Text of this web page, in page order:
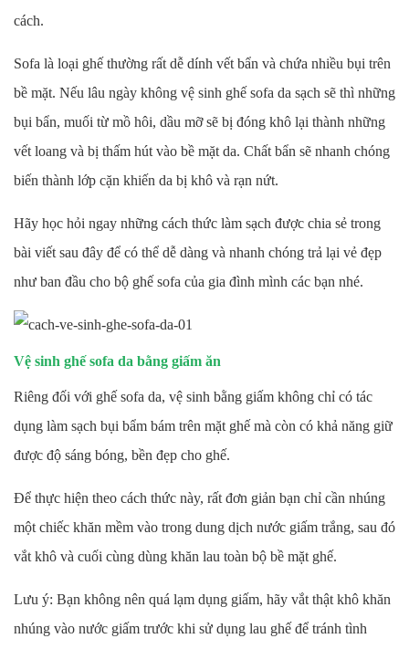
cách.
Sofa là loại ghế thường rất dễ dính vết bẩn và chứa nhiều bụi trên
bề mặt. Nếu lâu ngày không vệ sinh ghế sofa da sạch sẽ thì những
bụi bẩn, muối từ mồ hôi, dầu mỡ sẽ bị đóng khô lại thành những
vết loang và bị thấm hút vào bề mặt da. Chất bẩn sẽ nhanh chóng
biến thành lớp cặn khiến da bị khô và rạn nứt.
Hãy học hỏi ngay những cách thức làm sạch được chia sẻ trong
bài viết sau đây để có thể dễ dàng và nhanh chóng trả lại vẻ đẹp
như ban đầu cho bộ ghế sofa của gia đình mình các bạn nhé.
Vệ sinh ghế sofa da bằng giấm ăn
Riêng đối với ghế sofa da, vệ sinh bằng giấm không chỉ có tác
dụng làm sạch bụi bẩm bám trên mặt ghế mà còn có khả năng giữ
được độ sáng bóng, bền đẹp cho ghế.
Để thực hiện theo cách thức này, rất đơn giản bạn chỉ cần nhúng
một chiếc khăn mềm vào trong dung dịch nước giấm trắng, sau đó
vắt khô và cuối cùng dùng khăn lau toàn bộ bề mặt ghế.
Lưu ý: Bạn không nên quá lạm dụng giấm, hãy vắt thật khô khăn
nhúng vào nước giấm trước khi sử dụng lau ghế để tránh tình